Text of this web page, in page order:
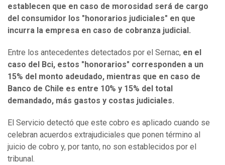
establecen que en caso de morosidad será de cargo
del consumidor los "honorarios judiciales" en que
incurra la empresa en caso de cobranza judicial.
Entre los antecedentes detectados por el Sernac, en el
caso del Bci, estos "honorarios" corresponden a un
15% del monto adeudado, mientras que en caso de
Banco de Chile es entre 10% y 15% del total
demandado, más gastos y costas judiciales.
El Servicio detectó que este cobro es aplicado cuando se
celebran acuerdos extrajudiciales que ponen término al
juicio de cobro y, por tanto, no son establecidos por el
tribunal.